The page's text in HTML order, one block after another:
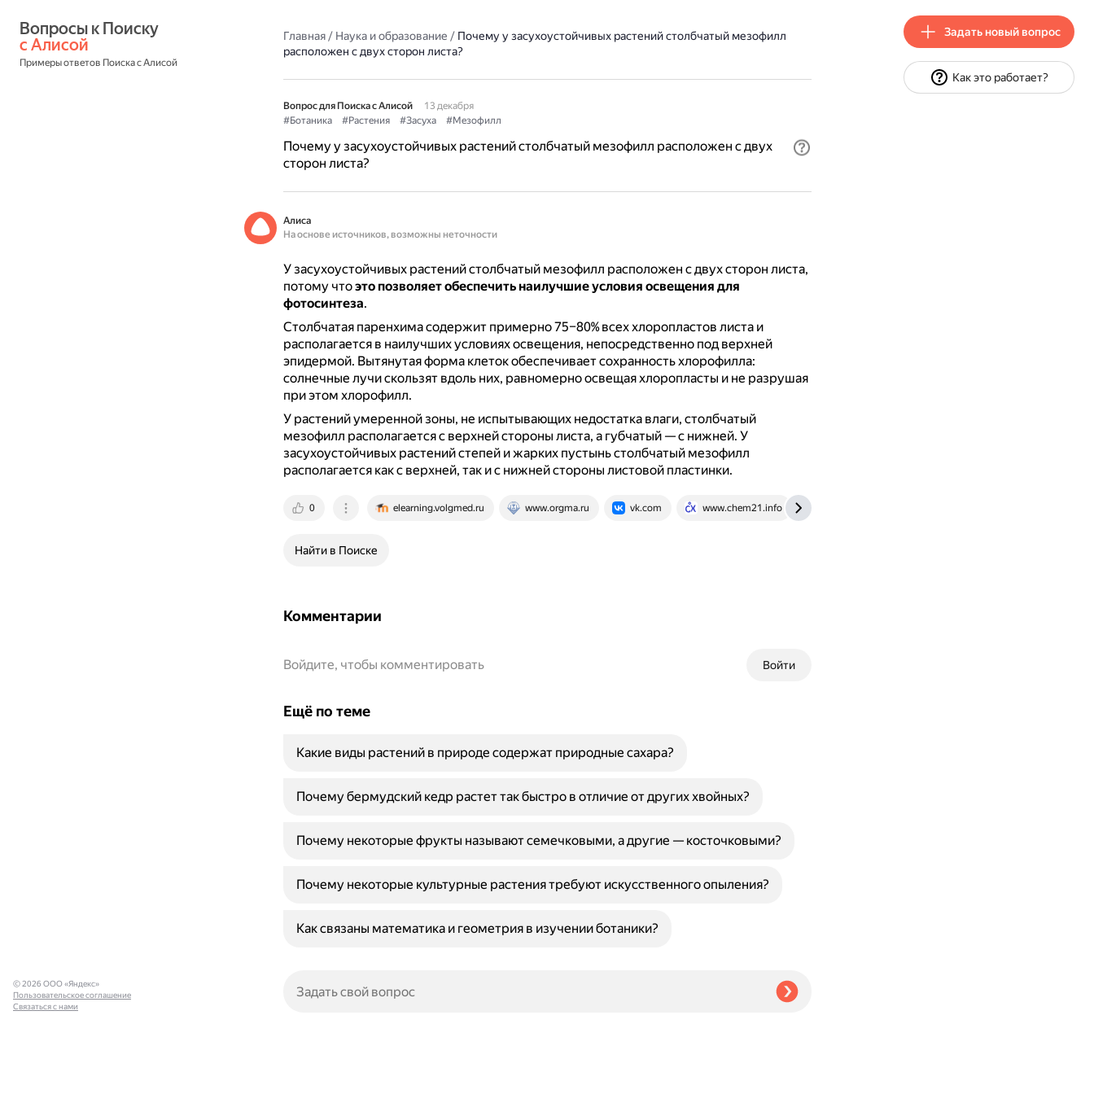
с Алисой
Примеры ответов Поиска с Алисой
Главная/ Наука и образование / Почему у засухоустойчивых растений столбчатый мезофилл
расположен с двух сторон листа?
Вопрос для Поиска с Алисой
13 декабря
#Ботаника
#Растения #Засуха #Мезофилл
Почему у засухоустойчивых растений столбчатый мезофилл расположен с двух
сторон листа?
Алиса
На основе источников, возможны неточности
У засухоустойчивых растений столбчатый мезофилл расположен с двух сторон листа,
потому чтоэто позволяет обеспечить наилучшие условия освещения для
фотосинтеза.
Столбчатая паренхима содержит примерно 75–80% всех хлоропластов листа и
располагается в наилучших условиях освещения, непосредственно под верхней
эпидермой. Вытянутая форма клеток обеспечивает сохранность хлорофилла:
солнечные лучи скользят вдоль них, равномерно освещая хлоропласты и не разрушая
при этом хлорофилл.
У растений умеренной зоны, не испытывающих недостатка влаги, столбчатый
мезофилл располагается с верхней стороны листа, а губчатый — с нижней. У
засухоустойчивых растений степей и жарких пустынь столбчатый мезофилл
располагается как с верхней, так и с нижней стороны листовой пластинки.
0 elearning.volgmed.ru www.orgma.ru vk.com www.chem21.info
Найти в Поиске
Комментарии
Войти
Войдите, чтобы комментировать
Ещё по теме
Какие виды растений в природе содержат природные сахара?
Почему бермудский кедр растет так быстро в отличие от других хвойных?
Почему некоторые фрукты называют семечковыми, а другие — косточковыми?
Почему некоторые культурные растения требуют искусственного опыления?
Как связаны математика и геометрия в изучении ботаники?
© 2026 ООО «Яндекс»
Пользовательское соглашение
Связаться с нами
Задать новый вопрос
Как это работает?